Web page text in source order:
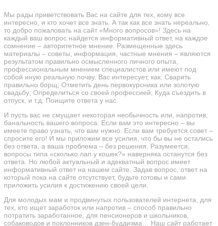
Мы рады приветствовать Вас на сайте для тех, кому все
интересно, и кто хочет все знать. А так как все знать нереально,
то добро пожаловать на сайт «Много вопросов»! Здесь на
каждый ваш вопрос найдется информативный ответ, на каждое
сомнение – авторитетное мнение. Размещенные здесь
материалы – советы, информация, частные мнения – являются
результатом правильно осмысленного личного опыта,
профессиональным мнением специалистов или имеют под
собой иную реальную почву. Вас интересует, как: Сварить
правильно борщ; Отметить день первокурсника или золотую
свадьбу; Определиться со своей профессией; Куда съездить в
отпуск, и т.д. Поищите ответа у нас.
И пусть вас не смущает некоторая необычность или, напротив,
банальность вашего вопроса. Если вам это интересно – вы
имеете право узнать, что вам нужно. Если вам требуется совет –
спросите его! И мы приложим все усилия, что бы вы не остались
без ответа, а ваша проблема – без решения. Разумеется,
вопросы типа «сколько лап у кошек?» наверняка останутся без
ответа. Но любой актуальный и адекватный вопрос имеет
информативный ответ на нашем сайте. Задав вопрос, ответ на
который пока на сайте отсутствует, будьте готовы и сами
приложить усилия к достижению своей цели.
Для молодых мам и продвинутых пользователей интернета, для
тех, кто ищет заработок или напротив – способ правильно
потратить заработанное, для пенсионеров и школьников,
собаководов и поклонников дзен-буддизма… Наш сайт работает